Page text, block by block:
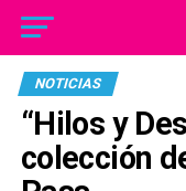
NOTICIAS
“Hilos y
colección